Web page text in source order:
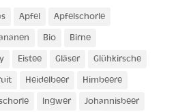
Apfel Apfelschorle
Bio Birne
Eistee Gläser Glühkirsche
Heidelbeer Himbeere
Ingwer Johannisbeer